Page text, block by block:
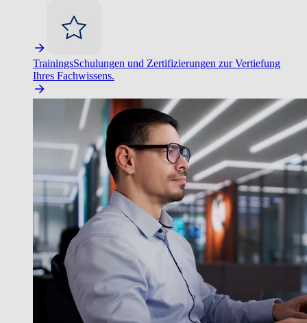
TrainingsSchulungen und Zertifizierungen zur Vertiefung
Ihres Fachwissens.